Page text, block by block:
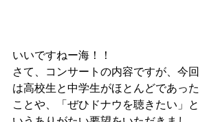
いいですねー海！！
さて、コンサートの内容ですが、今回
は高校生と中学生がほとんどであった
ことや、「ぜひドナウを聴きたい」と